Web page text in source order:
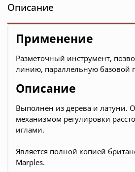
Описание
Применение
Разметочный инструмент,
линию, параллельную базовой
Описание
Выполнен из дерева и латуни.
механизмом регулировки
иглами.
Является полной копией
Marples.